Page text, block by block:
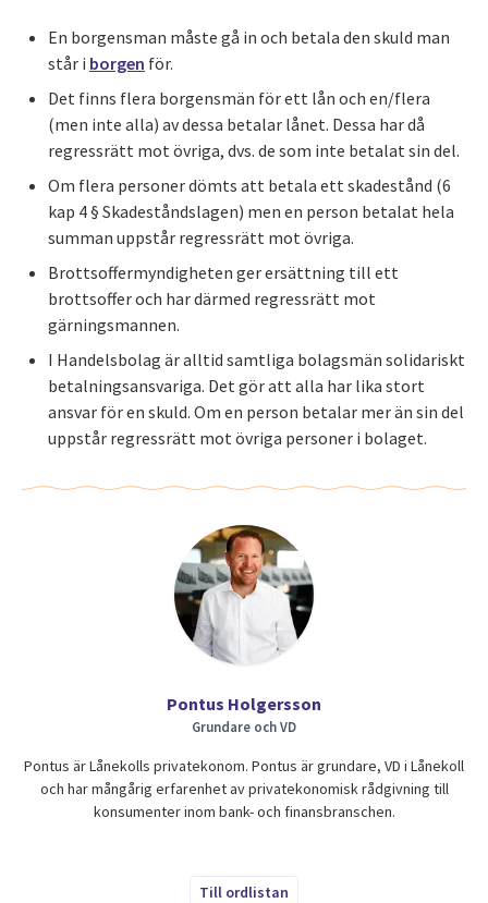
En borgensman måste gå in och betala den skuld man
står i borgen för.
Det finns flera borgensmän för ett lån och en/flera
(men inte alla) av dessa betalar lånet. Dessa har då
regressrätt mot övriga, dvs. de som inte betalat sin del.
Om flera personer dömts att betala ett skadestånd (6
kap 4 § Skadeståndslagen) men en person betalat hela
summan uppstår regressrätt mot övriga.
Brottsoffermyndigheten ger ersättning till ett
brottsoffer och har därmed regressrätt mot
gärningsmannen.
I Handelsbolag är alltid samtliga bolagsmän solidariskt
betalningsansvariga. Det gör att alla har lika stort
ansvar för en skuld. Om en person betalar mer än sin del
uppstår regressrätt mot övriga personer i bolaget.
Pontus Holgersson
Grundare och VD
Pontus är Lånekolls privatekonom. Pontus är grundare, VD i Lånekoll
och har mångårig erfarenhet av privatekonomisk rådgivning till
konsumenter inom bank- och finansbranschen.
Till ordlistan